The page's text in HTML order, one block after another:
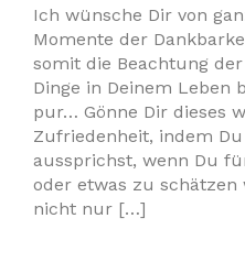
Ich wünsche Dir von
Momente der
somit die Beachtung
Dinge in Deinem Leben
pur… Gönne Dir dieses
Zufriedenheit, indem
aussprichst, wenn Du
oder etwas zu schätzen
nicht nur […]